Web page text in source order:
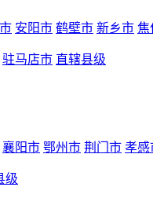
安阳市 鹤壁市 新乡市 焦
驻马店市 直辖县级
襄阳市 鄂州市 荆门市 孝感
级